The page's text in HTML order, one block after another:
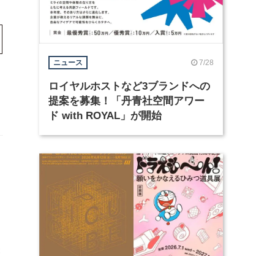
ニュース 7/28
ロイヤルホストなど3ブランドへの
提案を募集！「丹青社空間アワー
ド with ROYAL」が開始